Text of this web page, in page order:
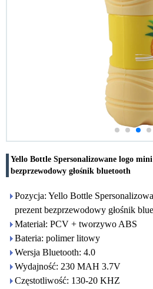
Yello Bottle Spersonalizowane logo
bezprzewodowy głośnik bluetooth
Pozycja: Yello Bottle
prezent bezprzewodowy głośnik
Materiał: PCV + tworzywo ABS
Bateria: polimer litowy
Wersja Bluetooth: 4.0
Wydajność: 230 MAH 3.7V
Częstotliwość: 130-20 KHZ